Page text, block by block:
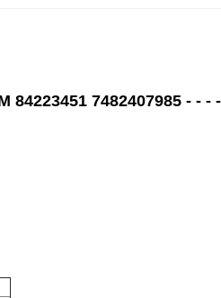
84223451 7482407985 - - -